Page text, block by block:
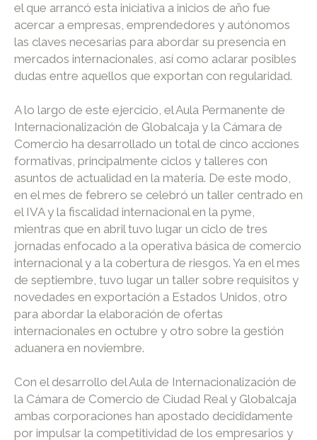
el que arrancó esta iniciativa a inicios de año fue
acercar a empresas, emprendedores y autónomos
las claves necesarias para abordar su presencia en
mercados internacionales, así como aclarar posibles
dudas entre aquellos que exportan con regularidad.
A lo largo de este ejercicio, el Aula Permanente de
Internacionalización de Globalcaja y la Cámara de
Comercio ha desarrollado un total de cinco acciones
formativas, principalmente ciclos y talleres con
asuntos de actualidad en la materia. De este modo,
en el mes de febrero se celebró un taller centrado en
el IVA y la fiscalidad internacional en la pyme,
mientras que en abril tuvo lugar un ciclo de tres
jornadas enfocado a la operativa básica de comercio
internacional y a la cobertura de riesgos. Ya en el mes
de septiembre, tuvo lugar un taller sobre requisitos y
novedades en exportación a Estados Unidos, otro
para abordar la elaboración de ofertas
internacionales en octubre y otro sobre la gestión
aduanera en noviembre.
Con el desarrollo del Aula de Internacionalización de
la Cámara de Comercio de Ciudad Real y Globalcaja
ambas corporaciones han apostado decididamente
por impulsar la competitividad de los empresarios y